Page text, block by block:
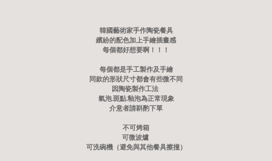
韓國藝術家手作陶瓷餐具
繽紛的配色加上手繪插畫感
每個都好想要啊！！！
每個都是手工製作及手繪
同款的形狀尺寸都會有些微不同
因陶瓷製作工法
氣泡.斑點.釉泡為正常現象
介意者請斟酌下單
不可烤箱
可微波爐
可洗碗機（避免與其他餐具擦撞）